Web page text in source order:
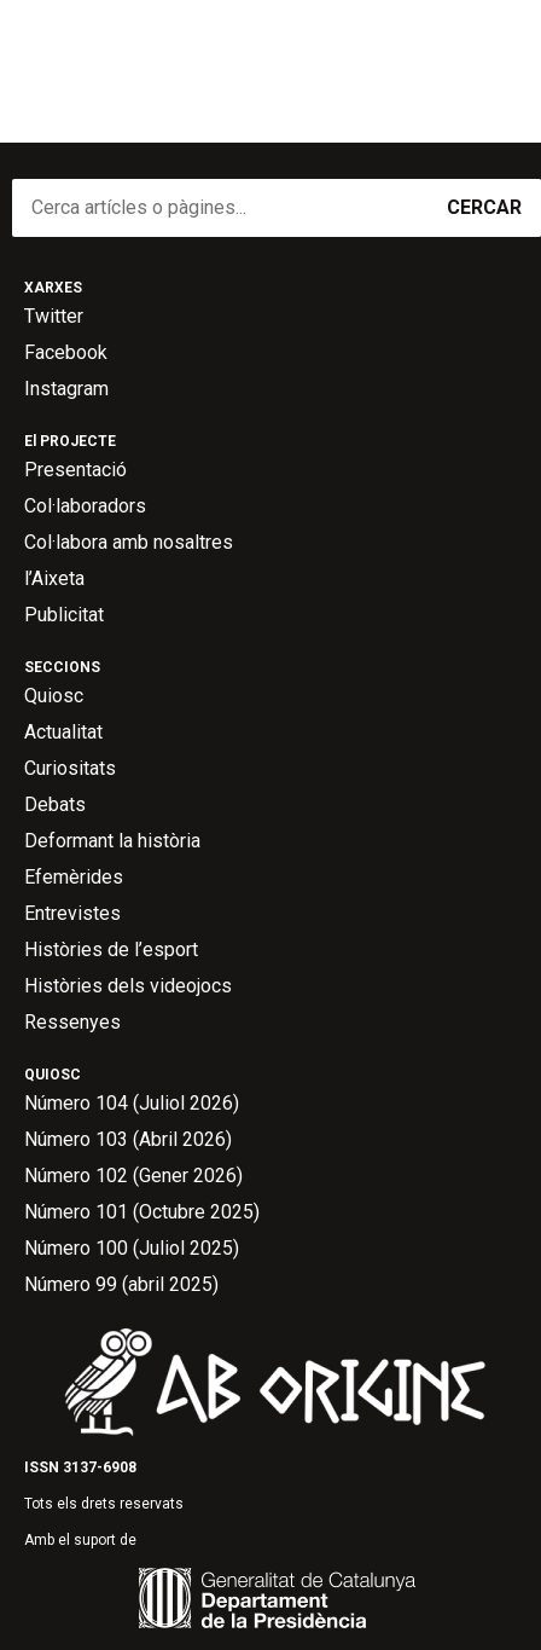
CERCAR
ISSN 3137-6908
Tots els drets reservats
Amb el suport de
QUIOSC
Número 104 (Juliol 2026)
Número 103 (Abril 2026)
Número 102 (Gener 2026)
Número 101 (Octubre 2025)
Número 100 (Juliol 2025)
Número 99 (abril 2025)
SECCIONS
Quiosc
Actualitat
Curiositats
Debats
Deformant la història
Efemèrides
Entrevistes
Històries de l’esport
Històries dels videojocs
Ressenyes
El PROJECTE
Presentació
Col·laboradors
Col·labora amb nosaltres
l’Aixeta
Publicitat
XARXES
Twitter
Facebook
Instagram